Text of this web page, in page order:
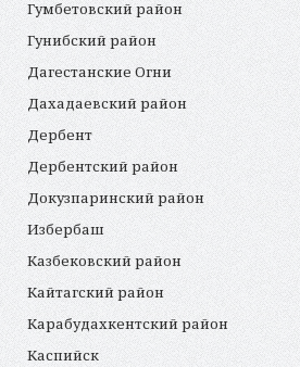
Гумбетовский район
Гунибский район
Дагестанские Огни
Дахадаевский район
Дербент
Дербентский район
Докузпаринский район
Избербаш
Казбековский район
Кайтагский район
Карабудахкентский район
Каспийск